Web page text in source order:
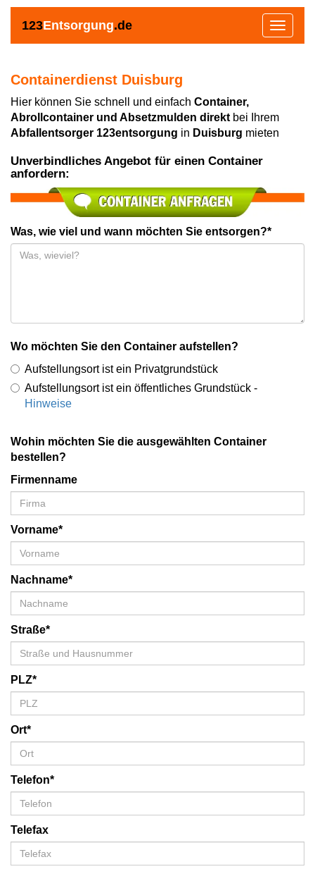
123Entsorgung.de
Toggle
Containerdienst Duisburg
Hier können Sie schnell und einfach Container,
Abrollcontainer und Absetzmulden direkt bei Ihrem
Abfallentsorger 123entsorgung in Duisburg mieten
Unverbindliches Angebot für einen Container
anfordern:
Was, wie viel und wann möchten Sie entsorgen?*
Wo möchten Sie den Container aufstellen?
Aufstellungsort ist ein Privatgrundstück
Aufstellungsort ist ein öffentliches Grundstück -
Hinweise
Wohin möchten Sie die ausgewählten Container
bestellen?
Firmenname
Vorname*
Nachname*
Straße*
PLZ*
Ort*
Telefon*
Telefax